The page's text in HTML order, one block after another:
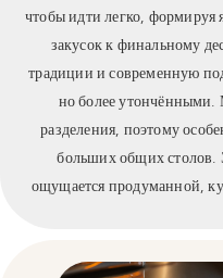
чтобы идти легко,
закусок к финальному
традиции и современную
но более утончёнными.
разделения, поэтому
больших общих столов.
ощущается продуманной,